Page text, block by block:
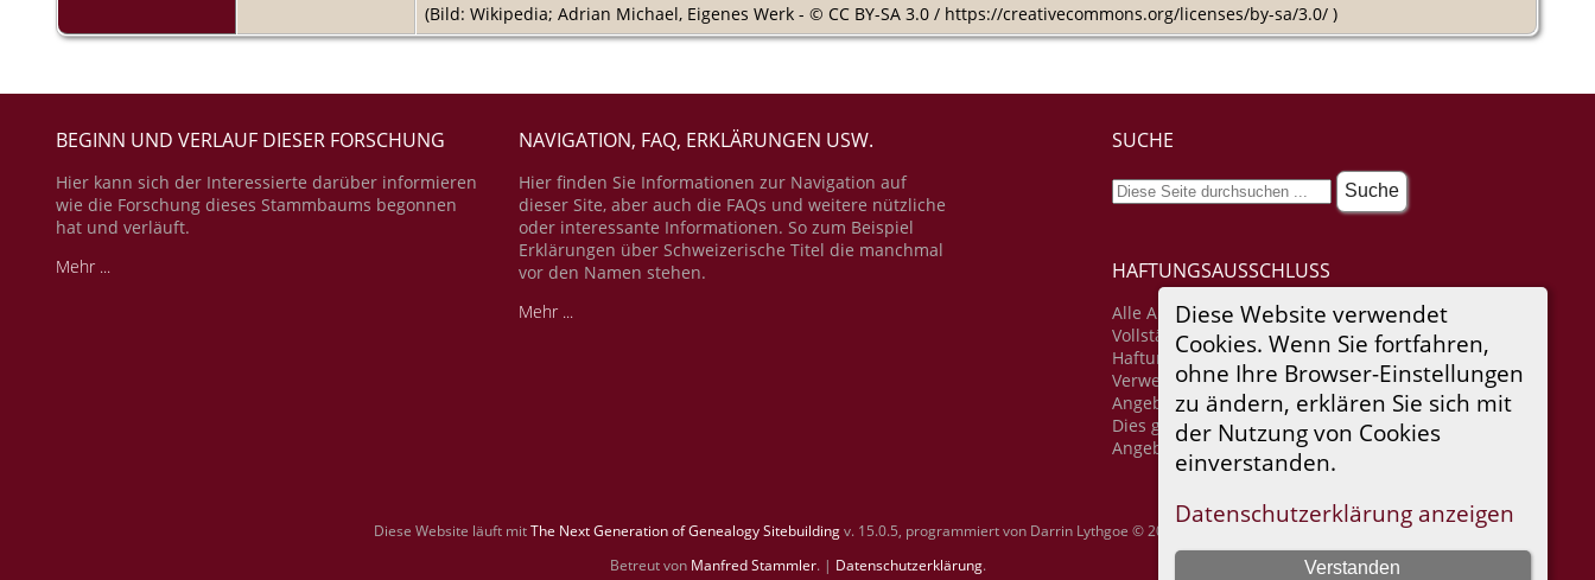
Diese Website verwendet
Cookies. Wenn Sie fortfahren,
ohne Ihre Browser-Einstellungen
zu ändern, erklären Sie sich mit
der Nutzung von Cookies
einverstanden.
Datenschutzerklärung anzeigen
Verstanden
(Bild: Wikipedia; Adrian Michael, Eigenes Werk - © CC BY-SA 3.0 / https://creativecommons.org/licenses/by-sa/3.0/ )
BEGINN UND VERLAUF DIESER FORSCHUNG
Hier kann sich der Interessierte darüber informieren
wie die Forschung dieses Stammbaums begonnen
hat und verläuft.
Mehr ...
NAVIGATION, FAQ, ERKLÄRUNGEN USW.
Hier finden Sie Informationen zur Navigation auf
dieser Site, aber auch die FAQs und weitere nützliche
oder interessante Informationen. So zum Beispiel
Erklärungen über Schweizerische Titel die manchmal
vor den Namen stehen.
Mehr ...
SUCHE
HAFTUNGSAUSSCHLUSS
Alle Angaben erfolgen ohne Gewähr für
Vollständigkeit oder Richtigkeit. Es wird keine
Haftung übernommen für Schäden durch die
Verwendung von Informationen aus diesem Online-
Angebot oder durch das Fehlen von Informationen.
Dies gilt auch für Inhalte Dritter, die über dieses
Angebot zugänglich sind.
Diese Website läuft mitThe Next Generation of Genealogy Sitebuildingv. 15.0.5, programmiert von Darrin Lythgoe © 2001-2026.
Betreut von Manfred Stammler. | Datenschutzerklärung.